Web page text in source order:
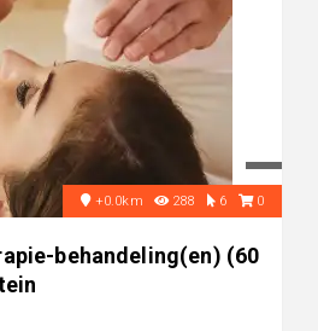
+0.0km 288 6 0
behandeling(en) (60